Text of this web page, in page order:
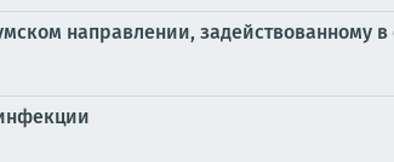
направлении, задействованному